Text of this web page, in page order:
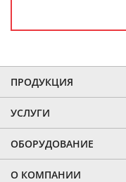
ПРОДУКЦИЯ
УСЛУГИ
ОБОРУДОВАНИЕ
О КОМПАНИИ